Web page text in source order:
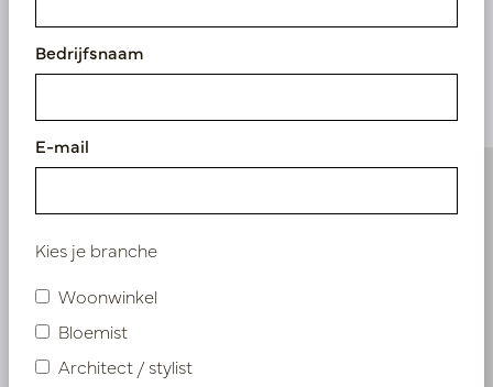
Vergelijkbare
Bedrijfsnaam
E-mail
Kies je branche
Woonwinkel
Bloemist
Architect / stylist